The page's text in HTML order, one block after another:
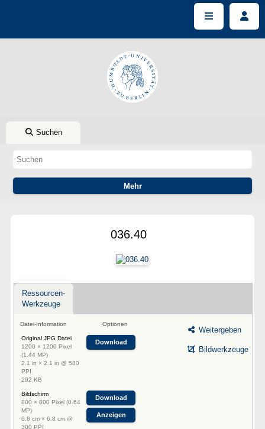
Suchen
036.40
Ressourcen-
Werkzeuge
Datei-Information Optionen
Original JPG Datei
1200 × 1200 Pixel
(1.44 MP)
2.1 in × 2.1 in @ 580
PPI
292 KB
Download
Bildschirm
800 × 800 Pixel (0.64
MP)
6.8 cm × 6.8 cm @
300 PPI
Download
Anzeigen
Weitergeben
Bildwerkzeuge